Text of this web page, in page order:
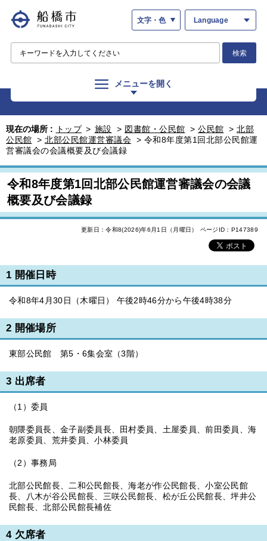
文字・色 Language
検索
メニューを開く
現在の場所 : トップ > 施設 > 図書館・公民館 > 公民館 > 北部
公民館 > 北部公民館運営審議会 > 令和8年度第1回北部公民館運
営審議会の会議概要及び会議録
令和8年度第1回北部公民館運営審議会の会議
概要及び会議録
更新日：令和8(2026)年6月1日（月曜日） ページID：P147389
1 開催日時
令和8年4月30日（木曜日） 午後2時46分から午後4時38分
2 開催場所
東部公民館 第5・6集会室（3階）
3 出席者
（1）委員
朝隈委員長、金子副委員長、田村委員、土屋委員、前田委員、海
老原委員、荒井委員、小林委員
（2）事務局
北部公民館長、二和公民館長、海老が作公民館長、小室公民館
長、八木が谷公民館長、三咲公民館長、松が丘公民館長、坪井公
民館長、北部公民館長補佐
4 欠席者